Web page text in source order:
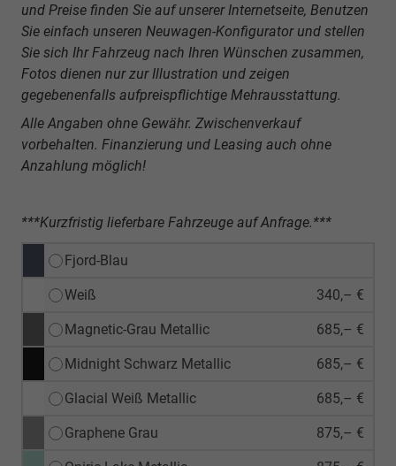
und Preise finden Sie auf unserer Internetseite, Benutzen
Sie einfach unseren Neuwagen-Konfigurator und stellen
Sie sich Ihr Fahrzeug nach Ihren Wünschen zusammen,
Fotos dienen nur zur Illustration und zeigen
gegebenenfalls aufpreispflichtige Mehrausstattung.
Alle Angaben ohne Gewähr. Zwischenverkauf
vorbehalten. Finanzierung und Leasing auch ohne
Anzahlung möglich!
***Kurzfristig lieferbare Fahrzeuge auf Anfrage.***
Fjord-Blau
Weiß 340,– €
Magnetic-Grau Metallic 685,– €
Midnight Schwarz Metallic 685,– €
Glacial Weiß Metallic 685,– €
Graphene Grau 875,– €